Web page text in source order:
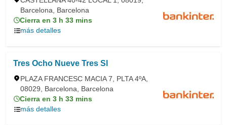
Barcelona, Barcelona
Cierra en 3 h 33 mins
más detalles
Tres Ocho Nueve Tres Sl
PLAZA FRANCESC MACIA 7, PLTA 4ºA,
08029, Barcelona, Barcelona
Cierra en 3 h 33 mins
más detalles